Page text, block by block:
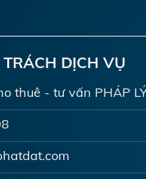
DỊCH VỤ
thuê - tư vấn PHÁP